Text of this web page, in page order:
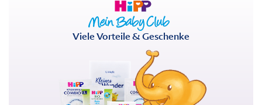
Viele Vorteile & Geschenke